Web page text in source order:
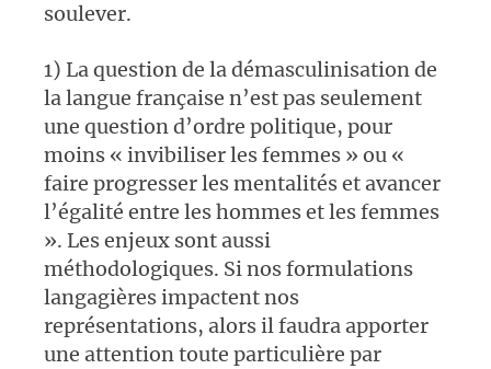
soulever.
1) La question de la démasculinisation de
la langue française n’est pas seulement
une question d’ordre politique, pour
moins « invibiliser les femmes » ou «
faire progresser les mentalités et avancer
l’égalité entre les hommes et les femmes
». Les enjeux sont aussi
méthodologiques. Si nos formulations
langagières impactent nos
représentations, alors il faudra apporter
une attention toute particulière par